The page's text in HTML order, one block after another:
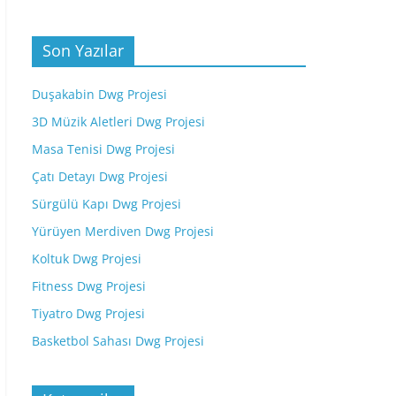
Son Yazılar
Duşakabin Dwg Projesi
3D Müzik Aletleri Dwg Projesi
Masa Tenisi Dwg Projesi
Çatı Detayı Dwg Projesi
Sürgülü Kapı Dwg Projesi
Yürüyen Merdiven Dwg Projesi
Koltuk Dwg Projesi
Fitness Dwg Projesi
Tiyatro Dwg Projesi
Basketbol Sahası Dwg Projesi